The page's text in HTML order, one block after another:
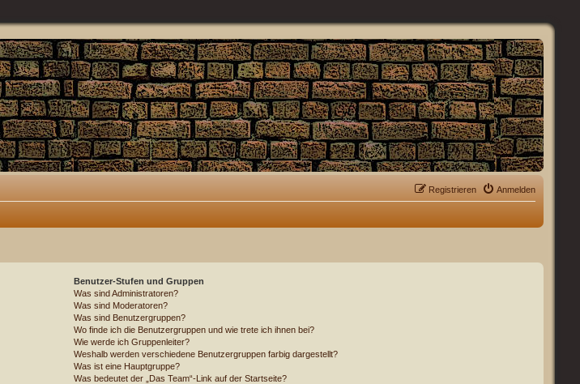
Anmelden
Registrieren
Benutzer-Stufen und Gruppen
Was sind Administratoren?
Was sind Moderatoren?
Was sind Benutzergruppen?
Wo finde ich die Benutzergruppen und wie trete ich ihnen bei?
Wie werde ich Gruppenleiter?
Weshalb werden verschiedene Benutzergruppen farbig dargestellt?
Was ist eine Hauptgruppe?
Was bedeutet der „Das Team“-Link auf der Startseite?